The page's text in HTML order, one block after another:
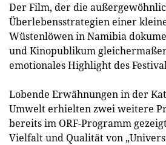
Der Film, der die
Überlebensstrategien einer
Wüstenlöwen in Namibia
und Kinopublikum
emotionales Highlight des
Lobende Erwähnungen in der
Umwelt erhielten zwei weitere
bereits im ORF-Programm
Vielfalt und Qualität von